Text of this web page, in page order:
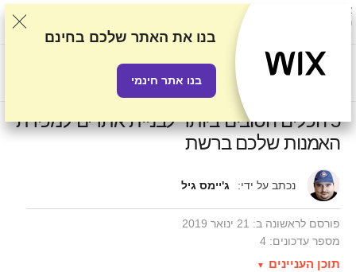
אנו מדרגים ספקים על סמך בדיקות ומחקר קפדניים, אך גם לוקחים בחשבון את
המשוב שלכם ואת ההסכמים המסחריים שיש לנו עם ספקים. עמוד זה מכיל
גילוי נאות פרסומי
5 הכלים הטובים ביותר לבניית אתרים למכירת
האמנות שלכם ברשת
נכתב על ידי: ג'יימס גיל
פורסם לראשונה ב: 21 ינואר 2019
מספר עדכונים: 4
תוכן העניינים‎‎
בנו את האתר שלכם בחינם
בנו אתר חינמי